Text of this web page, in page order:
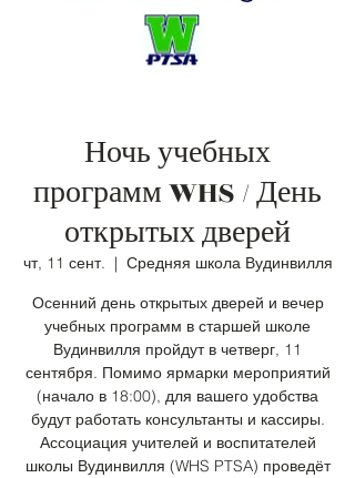
Ночь учебных
программ WHS / День
открытых дверей
чт, 11 сент.
  |
Средняя школа Вудинвилля
Осенний день открытых дверей и вечер
учебных программ в старшей школе
Вудинвилля пройдут в четверг, 11
сентября. Помимо ярмарки мероприятий
(начало в 18:00), для вашего удобства
будут работать консультанты и кассиры.
Ассоциация учителей и воспитателей
школы Вудинвилля (WHS PTSA) проведёт